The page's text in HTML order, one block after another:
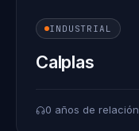
INDUSTRIAL
Calplas
0 años de relación